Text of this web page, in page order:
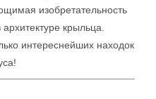
изобретательность
архитектуре крыльца.
интереснейших находок